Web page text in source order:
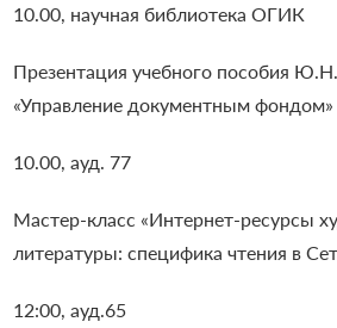
10.00, научная библиотека ОГИК
Презентация учебного пособия
«Управление документным фондом»
10.00, ауд. 77
Мастер-класс «Интернет-ресурсы
литературы: специфика чтения в
12:00, ауд.65